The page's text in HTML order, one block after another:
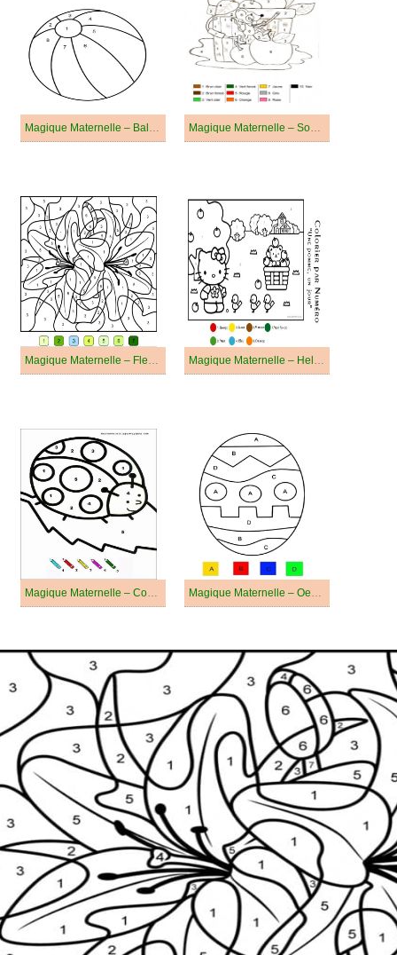
Magique Maternelle – Ballon de Plage Magique Maternelle – Souris
Magique Maternelle – Fleurs Magique Maternelle – Hello Kitty
Magique Maternelle – Coccinelle Magique Maternelle – Oeuf de Pâques